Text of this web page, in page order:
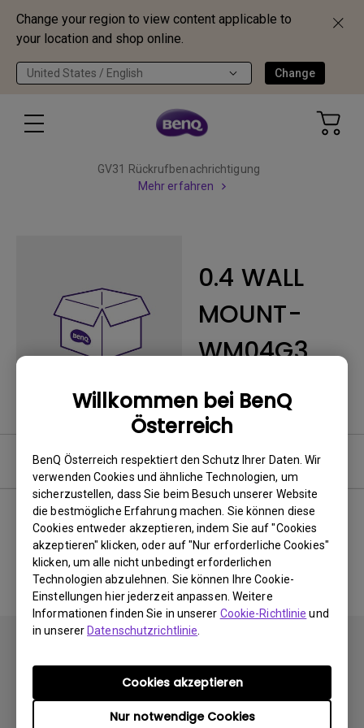
Change your region to view content applicable to
your location and shop online.
United States / English Change
Willkommen bei BenQ
Österreich
BenQ Österreich respektiert den Schutz Ihrer Daten. Wir
verwenden Cookies und ähnliche Technologien, um
sicherzustellen, dass Sie beim Besuch unserer Website
die bestmögliche Erfahrung machen. Sie können diese
Cookies entweder akzeptieren, indem Sie auf "Cookies
akzeptieren" klicken, oder auf "Nur erforderliche Cookies"
klicken, um alle nicht unbedingt erforderlichen
Technologien abzulehnen. Sie können Ihre Cookie-
Einstellungen hier jederzeit anpassen. Weitere
Informationen finden Sie in unserer Cookie-Richtlinie und
in unsererDatenschutzrichtlinie
Nur notwendige Cookies
Cookies akzeptieren
GV31 Rückrufbenachrichtigung
Mehr erfahren
0.4 WALL
MOUNT-
WM04G3
Bedienungsanleitung
Kein zugehöriges Handbuch
Newsletter abonnieren